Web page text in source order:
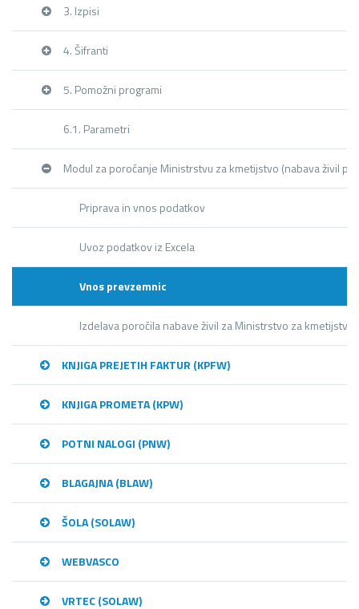
3. Izpisi
4. Šifranti
5. Pomožni programi
6.1. Parametri
Modul za poročanje Ministrstvu za kmetijstvo (nabava živil
Priprava in vnos podatkov
Uvoz podatkov iz Excela
Vnos prevzemnic
Izdelava poročila nabave živil za Ministrstvo za kmetijstvo
KNJIGA PREJETIH FAKTUR (KPFW)
KNJIGA PROMETA (KPW)
POTNI NALOGI (PNW)
BLAGAJNA (BLAW)
ŠOLA (SOLAW)
WEBVASCO
VRTEC (SOLAW)